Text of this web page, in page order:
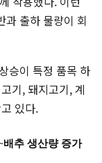
과 출하 물량이 회
승이 특정 품목 하
기, 돼지고기, 계
있다.
배추 생산량 증가